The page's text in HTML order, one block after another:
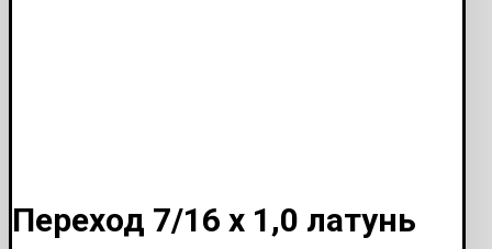
Переход 7/16 х 1,0 латунь